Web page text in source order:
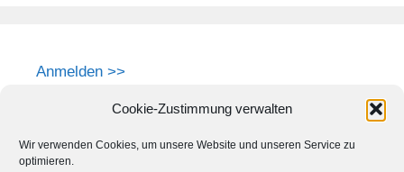
Cookie-Zustimmung verwalten
Wir verwenden Cookies, um unsere Website und unseren Service zu
optimieren.
Anmelden >>